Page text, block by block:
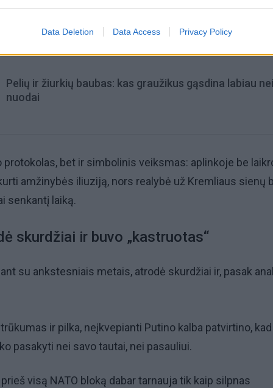
Data Deletion Data Access Privacy Policy
Negrįžo iš Jūros šventės: artimieji laukė dvi savaites
Pelių ir žiurkių baubas: kas graužikus gąsdina labiau nei
nuodai
protokolas, bet ir simbolinis veiksmas: aplinkoje be
amžinybės iliuziją, nors realybė už Kremliaus sienų
senkantį laiką.
skurdžiai ir buvo „kastruotas“
su ankstesniais metais, atrodė skurdžiai ir, pasak
ir pilka, neįkvepianti Putino kalba patvirtino, kad
pasakyti nei savo tautai, nei pasauliui.
visą NATO bloką dabar tarnauja tik kaip silpnas